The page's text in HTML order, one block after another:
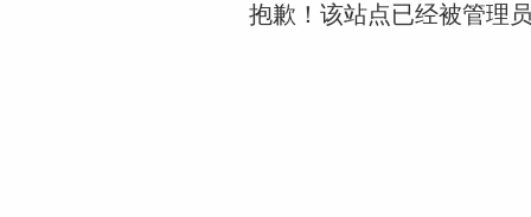
抱歉！该站点已经被管理